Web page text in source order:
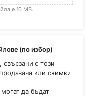
е 10 MB.
(по избор)
с този
или снимки
да бъдат